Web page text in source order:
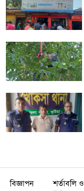
বিজ্ঞাপন
শর্তাবলি ও